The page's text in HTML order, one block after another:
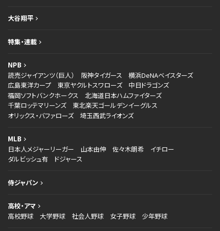
大谷翔平
特集・連載
NPB
読売ジャイアンツ（巨人）
阪神タイガース
横浜DeNAベイスターズ
広島東洋カープ
東京ヤクルトスワローズ
中日ドラゴンズ
福岡ソフトバンクホークス
北海道日本ハムファイターズ
千葉ロッテマリーンズ
東北楽天ゴールデンイーグルス
オリックス・バファローズ
埼玉西武ライオンズ
MLB
日本人メジャーリーガー
山本由伸 佐々木朗希
イチロー
ダルビッシュ有
ドジャース
侍ジャパン
高校・アマ
高校野球
大学野球 社会人野球 女子野球 少年野球